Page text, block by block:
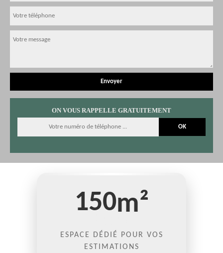
ON VOUS RAPPELLE GRATUITEMENT
150m²
ESPACE DÉDIÉ POUR VOS
ESTIMATIONS